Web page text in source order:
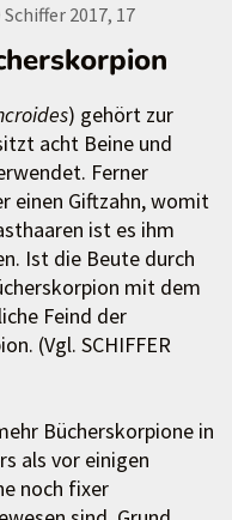
2017, 17
) gehört zur
acht Beine und
Ferner
einen Giftzahn, womit
ist es ihm
Ist die Beute durch
mit dem
Feind der
(Vgl. SCHIFFER
Bücherskorpione in
als vor einigen
noch fixer